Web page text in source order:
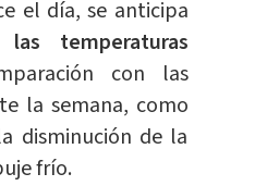
el día, se anticipa
temperaturas
con las
la semana, como
disminución de la
frío.